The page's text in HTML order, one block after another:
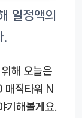
해 오늘은
매직타워 N
기해볼게요.